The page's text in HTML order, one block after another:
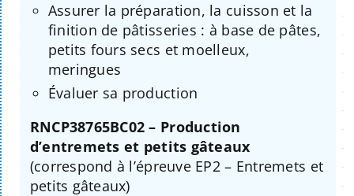
Assurer la préparation, la cuisson et la
finition de pâtisseries : à base de pâtes,
petits fours secs et moelleux,
meringues
Évaluer sa production
RNCP38765BC02 – Production
d’entremets et petits gâteaux
(correspond à l’épreuve EP2 – Entremets et
petits gâteaux)